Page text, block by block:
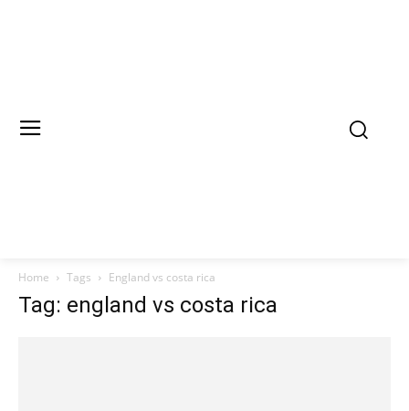
Home Tags England vs costa rica
Tag: england vs costa rica